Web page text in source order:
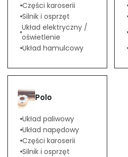
Części karoserii
Silnik i osprzęt
Układ elektryczny /
oświetlenie
Układ hamulcowy
Polo
Układ paliwowy
Układ napędowy
Części karoserii
Silnik i osprzęt